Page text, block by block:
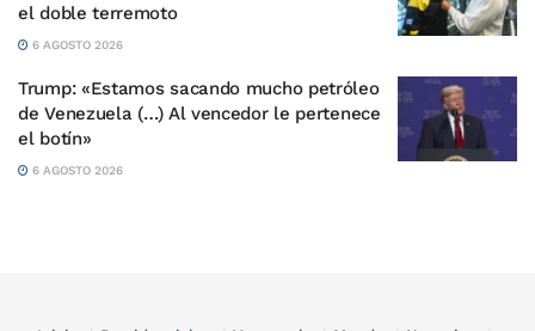
el doble terremoto
6 AGOSTO 2026
Trump: «Estamos sacando mucho petróleo
de Venezuela (…) Al vencedor le pertenece
el botín»
6 AGOSTO 2026